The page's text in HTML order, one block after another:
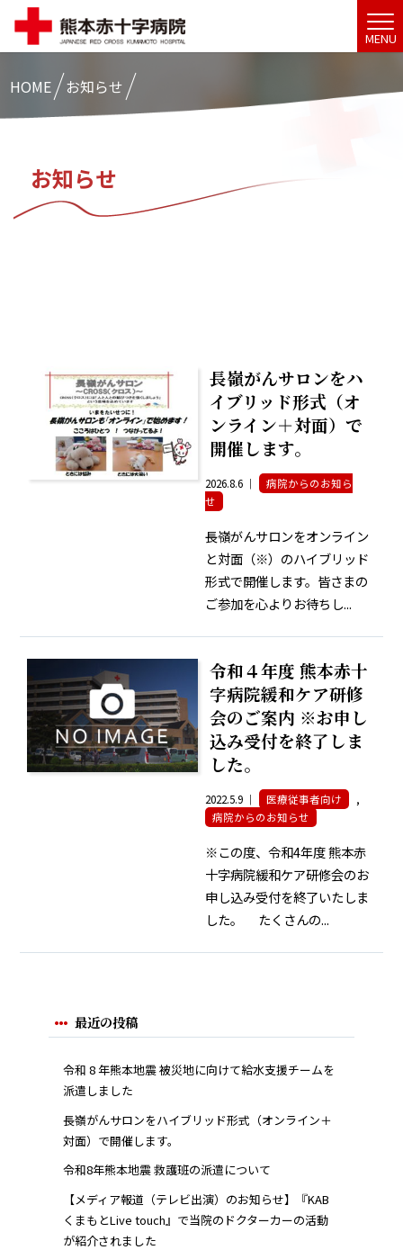
MENU
HOME お知らせ
お知らせ
長嶺がんサロンをハ
イブリッド形式（オ
ンライン＋対面）で
開催します。
2026.8.6 ｜
病院からのお知ら
せ
長嶺がんサロンをオンライン
と対面（※）のハイブリッド
形式で開催します。皆さまの
ご参加を心よりお待ちし...
令和４年度 熊本赤十
字病院緩和ケア研修
会のご案内 ※お申し
込み受付を終了しま
した。
2022.5.9 ｜ 医療従事者向け
,
病院からのお知らせ
※この度、令和4年度 熊本赤
十字病院緩和ケア研修会のお
申し込み受付を終了いたしま
した。 たくさんの...
最近の投稿
令和 8 年熊本地震 被災地に向けて給水支援チームを
派遣しました
長嶺がんサロンをハイブリッド形式（オンライン＋
対面）で開催します。
令和8年熊本地震 救護班の派遣について
【メディア報道（テレビ出演）のお知らせ】『KAB
くまもとLive touch』で当院のドクターカーの活動
が紹介されました